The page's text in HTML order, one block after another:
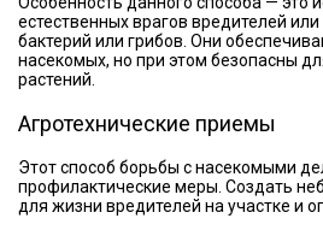
естественных врагов вредителей
бактерий или грибов. Они
насекомых, но при этом безопасны
растений.
Агротехнические приемы
Этот способ борьбы с насекомыми
профилактические меры. Создать
для жизни вредителей на участке и